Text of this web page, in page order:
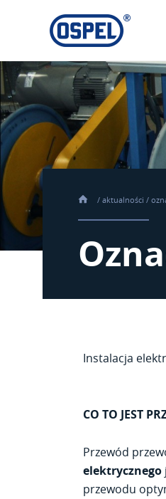
/ aktualności /
Instalacja
CO TO JEST
Przewód
elektrycznego
przewodu